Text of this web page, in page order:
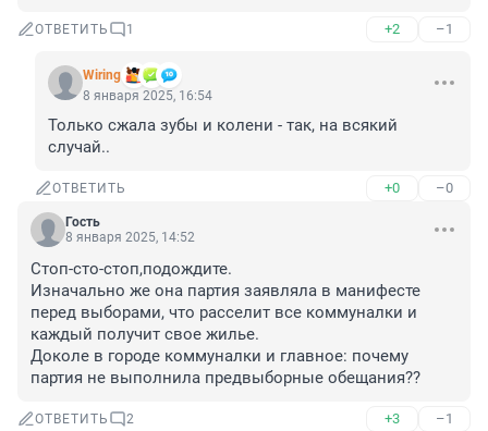
ОТВЕТИТЬ 1 +2 –1
Wiring
8 января 2025, 16:54
Только сжала зубы и колени - так, на всякий
случай..
ОТВЕТИТЬ +0 –0
Гость
8 января 2025, 14:52
Стоп-сто-стоп,подождите.
Изначально же она партия заявляла в манифесте
перед выборами, что расселит все коммуналки и
каждый получит свое жилье.
Доколе в городе коммуналки и главное: почему
партия не выполнила предвыборные обещания??
ОТВЕТИТЬ 2 +3 –1